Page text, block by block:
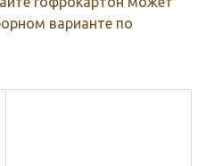
варианте по